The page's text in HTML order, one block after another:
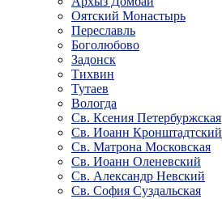
Оятский Монастырь
Переславль
Боголюбово
Задонск
Тихвин
Тутаев
Вологда
Св. Ксения Петербуржская
Св. Иоанн Кронштадтский
Св. Матрона Московская
Св. Иоанн Оленевский
Св. Александр Невский
Св. София Суздальская